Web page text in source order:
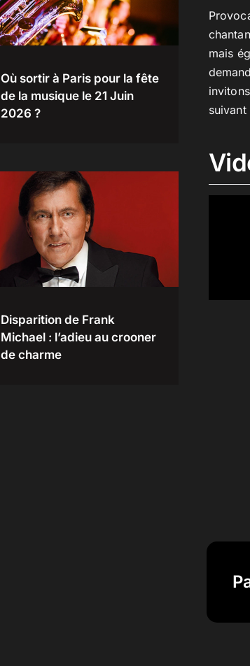
Où sortir à Paris pour la fête
de la musique le 21 Juin
2026 ?
Disparition de Frank
Michael : l’adieu au crooner
de charme
mais
suivant